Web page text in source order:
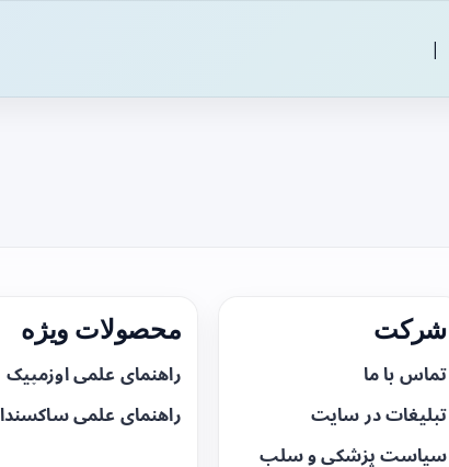
|
شرکت
تماس با ما
تبلیغات در سایت
سیاست پزشکی و سلب
محصولات ویژه
راهنمای علمی اوزمپیک
راهنمای علمی ساکسندا